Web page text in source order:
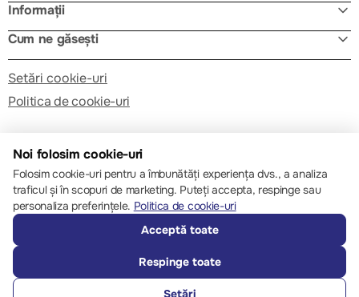
Informații
Cum ne găsești
Setări cookie-uri
Politica de cookie-uri
© 2013 – 2026 ECOM
Noi folosim cookie-uri
Folosim cookie-uri pentru a îmbunătăți experiența dvs., a analiza
traficul și în scopuri de marketing. Puteți accepta, respinge sau
personaliza preferințele. Politica de cookie-uri
Acceptă toate
Respinge toate
Setări